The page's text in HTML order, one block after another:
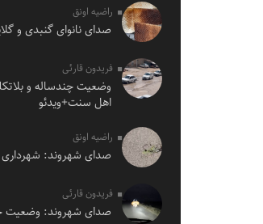
راضیه اونق
صدای نانوای گنبدی و
فریدون قارئی
وضعیت چندساله و
اهل سنت+ویدئو
راضیه اونق
صدای شهروند: شهرداری
فریدون قارئی
صدای شهروند: وضعیت